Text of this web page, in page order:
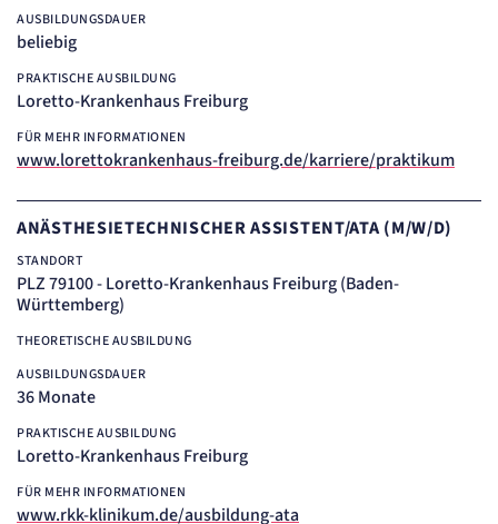
AUSBILDUNGSDAUER
beliebig
PRAKTISCHE AUSBILDUNG
Loretto-Krankenhaus Freiburg
FÜR MEHR INFORMATIONEN
www.lorettokrankenhaus-freiburg.de/karriere/praktikum
ANÄSTHESIETECHNISCHER ASSISTENT/ATA (M/W/D)
STANDORT
PLZ 79100 - Loretto-Krankenhaus Freiburg (Baden-
Württemberg)
THEORETISCHE AUSBILDUNG
AUSBILDUNGSDAUER
36 Monate
PRAKTISCHE AUSBILDUNG
Loretto-Krankenhaus Freiburg
FÜR MEHR INFORMATIONEN
www.rkk-klinikum.de/ausbildung-ata